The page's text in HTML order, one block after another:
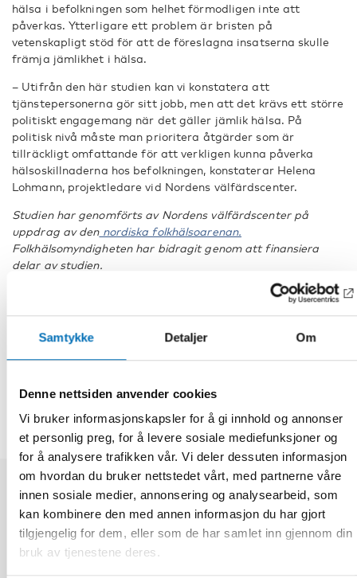
Samtykke Detaljer Om
Denne nettsiden anvender cookies
Vi bruker informasjonskapsler for å gi innhold og annonser
et personlig preg, for å levere sosiale mediefunksjoner og
for å analysere trafikken vår. Vi deler dessuten informasjon
om hvordan du bruker nettstedet vårt, med partnerne våre
innen sosiale medier, annonsering og analysearbeid, som
kan kombinere den med annen informasjon du har gjort
tilgjengelig for dem, eller som de har samlet inn gjennom din
bruk av tjenestene deres.
hälsa i befolkningen som helhet förmodligen inte att
påverkas. Ytterligare ett problem är bristen på
vetenskapligt stöd för att de föreslagna insatserna skulle
främja jämlikhet i hälsa.
– Utifrån den här studien kan vi konstatera att
tjänstepersonerna gör sitt jobb, men att det krävs ett större
politiskt engagemang när det gäller jämlik hälsa. På
politisk nivå måste man prioritera åtgärder som är
tillräckligt omfattande för att verkligen kunna påverka
hälsoskillnaderna hos befolkningen, konstaterar Helena
Lohmann, projektledare vid Nordens välfärdscenter.
Studien har genomförts av Nordens välfärdscenter på
uppdrag av dennordiska folkhälsoarenan.
Folkhälsomyndigheten har bidragit genom att finansiera
delar av studien.
Relaterte nyheter